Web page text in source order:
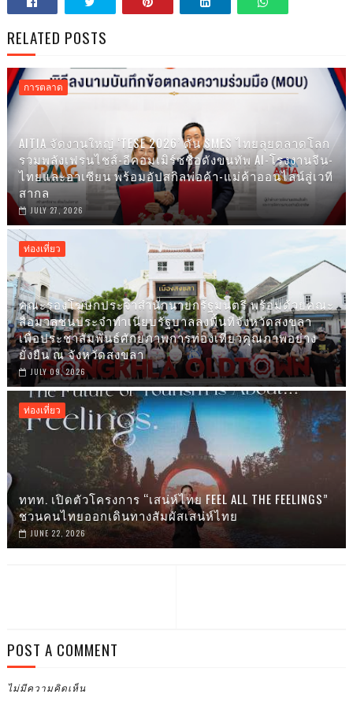
RELATED POSTS
การตลาด
AITIA จัดงานใหญ่ ‘TESE 2026’ ดัน SMES ไทยลุยตลาดโลก
รวมพลังเฟรนไชส์-อีคอมเมิร์ซชื่อดังขนทัพ AI-โรงงานจีน-
ไทยและอาเซียน พร้อมอัปสกิลพ่อค้า-แม่ค้าออนไลน์สู่เวที
สากล
JULY 27, 2026
ท่องเที่ยว
คณะรองโฆษกประจำสำนักนายกรัฐมนตรี พร้อมด้วยคณะ
สื่อมวลชนประจำทำเนียบรัฐบาลลงพื้นที่จังหวัดสงขลา
เพื่อประชาสัมพันธ์ศักยภาพการท่องเที่ยวคุณภาพอย่าง
ยั่งยืน ณ จังหวัดสงขลา
JULY 09, 2026
ท่องเที่ยว
ททท. เปิดตัวโครงการ “เสน่ห์ไทย FEEL ALL THE FEELINGS”
ชวนคนไทยออกเดินทางสัมผัสเสน่ห์ไทย
JUNE 22, 2026
POST A COMMENT
ไม่มีความคิดเห็น